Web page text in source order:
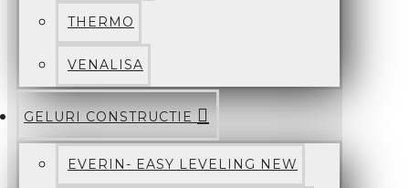
THERMO
VENALISA
GELURI CONSTRUCTIE
EVERIN- EASY LEVELING NEW